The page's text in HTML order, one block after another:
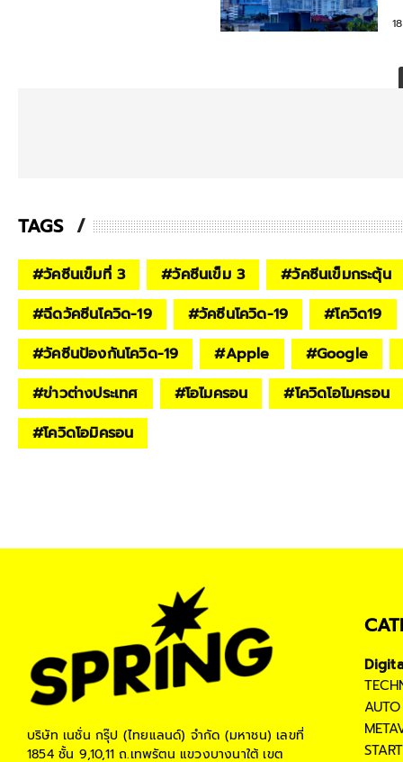
TAGS
#วัคซีนเข็มที่ 3 #วัคซีนเข็ม 3 #วัคซีนเข็มกระตุ้น
#ฉีดวัคซีนโควิด-19 #วัคซีนโควิด-19 #โควิด19
#วัคซีนป้องกันโควิด-19 #Apple #Google
#ข่าวต่างประเทศ #โอไมครอน #โควิดโอไมครอน
#โควิดโอมิครอน
บริษัท เนชั่น กรุ๊ป (ไทยแลนด์) จำกัด (มหาชน) เลขที่
1854 ชั้น 9,10,11 ถ.เทพรัตน แขวงบางนาใต้ เขต
AUTO